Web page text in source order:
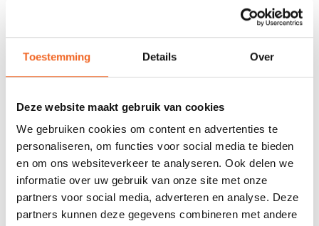
Toestemming Details Over
Deze website maakt gebruik van cookies
We gebruiken cookies om content en advertenties te
personaliseren, om functies voor social media te bieden
en om ons websiteverkeer te analyseren. Ook delen we
informatie over uw gebruik van onze site met onze
partners voor social media, adverteren en analyse. Deze
partners kunnen deze gegevens combineren met andere
het LCD beeldscherm stelt u de gewenste druk in en leest u de
druk af. De pomp stopt daarnaast automatisch als de gewenste
beschikt tevens ook over een leegpomp functie.
Afmeting: 23 x 14 x 12 cm
Druk: 20 PSI
Airflow: 70 L/min
REVIEWS